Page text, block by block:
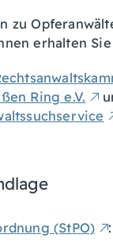
zu
erhalten Sie
Ring e.V.
(StPO) :